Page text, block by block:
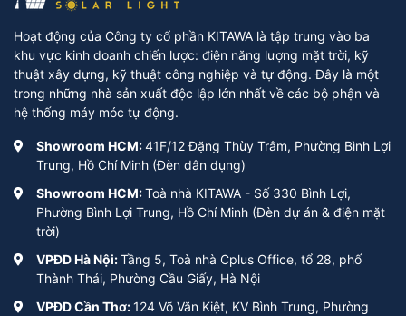
Hoạt động của Công ty cổ phần KITAWA là tập trung vào ba
khu vực kinh doanh chiến lược: điện năng lượng mặt trời, kỹ
thuật xây dựng, kỹ thuật công nghiệp và tự động. Đây là một
trong những nhà sản xuất độc lập lớn nhất về các bộ phận và
hệ thống máy móc tự động.
Showroom HCM:41F/12 Đặng Thùy Trâm, Phường Bình Lợi
Trung, Hồ Chí Minh (Đèn dân dụng)
Showroom HCM:Toà nhà KITAWA - Số 330 Bình Lợi,
Phường Bình Lợi Trung, Hồ Chí Minh (Đèn dự án & điện mặt
trời)
VPĐD Hà Nội:Tầng 5, Toà nhà Cplus Office, tổ 28, phố
Thành Thái, Phường Cầu Giấy, Hà Nội
VPĐD Cần Thơ:124 Võ Văn Kiệt, KV Bình Trung, Phường